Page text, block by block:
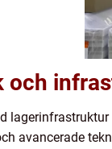
och
avancerade